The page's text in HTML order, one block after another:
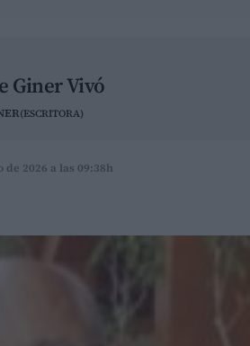
Giner Vivó
(ESCRITORA)
2026 a las 09:38h